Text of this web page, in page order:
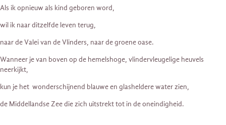
Als ik opnieuw als kind geboren word,
wil ik naar ditzelfde leven terug,
naar de Valei van de Vlinders, naar de groene oase.
Wanneer je van boven op de hemelshoge, vlindervleugelige heuvels
neerkijkt,
kun je het wonderschijnend blauwe en glasheldere water zien,
de Middellandse Zee die zich uitstrekt tot in de oneindigheid.